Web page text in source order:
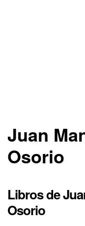
Juan
Osorio
Libros de
Osorio